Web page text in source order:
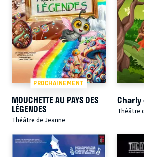
PROCHAINEMENT
MOUCHETTE AU PAYS DES
LÉGENDES
Théâtre de Jeanne
Théâtre